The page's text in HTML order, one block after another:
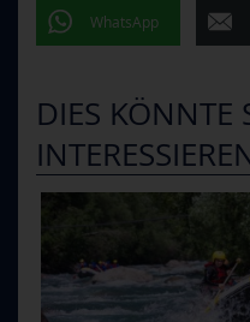
WhatsApp
DIES KÖNNTE